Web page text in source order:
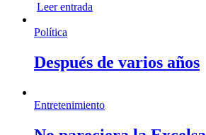
Leer entrada
Política
Después de varios años
Entretenimiento